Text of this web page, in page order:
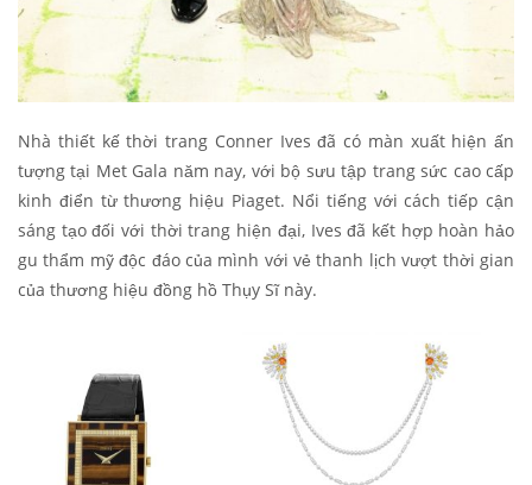
Nhà thiết kế thời trang Conner Ives đã có màn xuất hiện ấn
tượng tại Met Gala năm nay, với bộ sưu tập trang sức cao cấp
kinh điển từ thương hiệu Piaget. Nổi tiếng với cách tiếp cận
sáng tạo đối với thời trang hiện đại, Ives đã kết hợp hoàn hảo
gu thẩm mỹ độc đáo của mình với vẻ thanh lịch vượt thời gian
của thương hiệu đồng hồ Thụy Sĩ này.